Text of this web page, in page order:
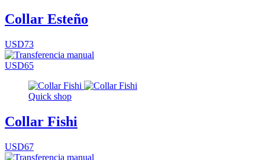
Collar Esteño
USD73
USD65
Quick shop
Collar Fishi
USD67